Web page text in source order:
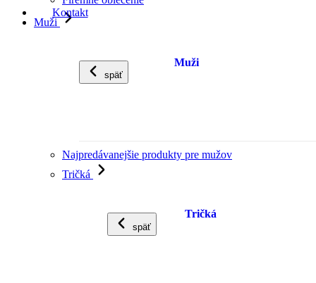
Kontakt
Muži
späť
Muži
Najpredávanejšie produkty pre mužov
Tričká
späť
Tričká